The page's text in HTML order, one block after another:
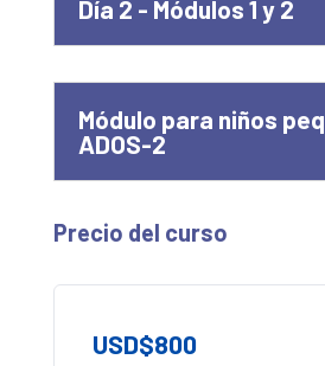
Día 2 - Módulos 1 y 2
Módulo para niños
ADOS-2
Precio del curso
USD$800